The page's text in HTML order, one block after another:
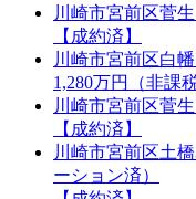
川崎市宮前区菅
【成約済】
川崎市宮前区白
1,280万円（非課税
川崎市宮前区菅
【成約済】
川崎市宮前区土
ーション済）